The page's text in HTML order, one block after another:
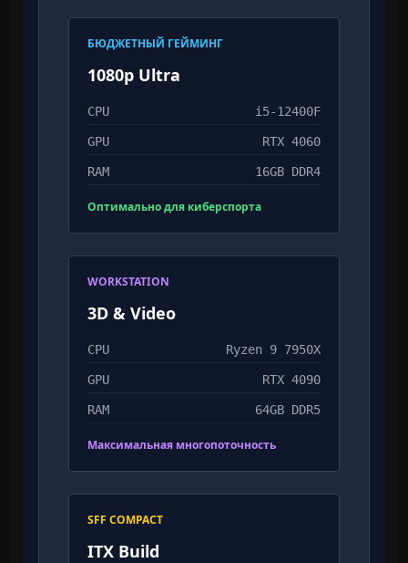
БЮДЖЕТНЫЙ ГЕЙМИНГ
1080p Ultra
CPU i5-12400F
GPU RTX 4060
RAM 16GB DDR4
Оптимально для киберспорта
WORKSTATION
3D & Video
CPU Ryzen 9 7950X
GPU RTX 4090
RAM 64GB DDR5
Максимальная многопоточность
SFF COMPACT
ITX Build